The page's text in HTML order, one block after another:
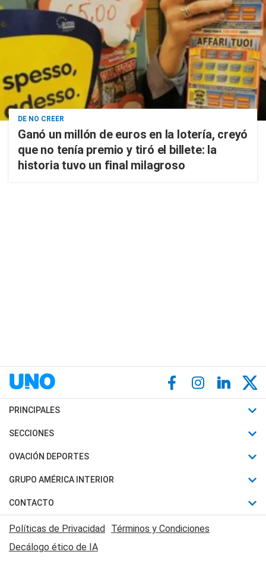
DE NO CREER
Ganó un millón de euros en la lotería, creyó
que no tenía premio y tiró el billete: la
historia tuvo un final milagroso
PRINCIPALES
Últimas Noticias
Política
Judiciales
Economia
SECCIONES
Horóscopo
Motores
Trucos caseros
Series y Películas
Edictos y Solicitadas
OVACIÓN DEPORTES
Fútbol
Mundial
Automovilismo
Rugby
GRUPO AMÉRICA INTERIOR
Canal 7 en Vivo
CONTACTO
Acerca de Nosotros
Contactanos
Políticas de Privacidad Términos y Condiciones
Decálogo ético de IA